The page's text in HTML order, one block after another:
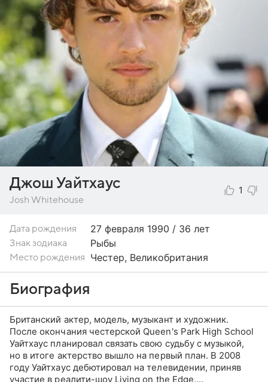
Джош Уайтхаус
Josh Whitehouse
1
Дата рождения 27 февраля 1990 / 36 лет
Знак зодиака Рыбы
Место рождения Честер, Великобритания
Биография
Британский актер, модель, музыкант и художник.
После окончания честерской Queen's Park High School
Уайтхаус планировал связать свою судьбу с музыкой,
но в итоге актерство вышло на первый план. В 2008
году Уайтхаус дебютировал на телевидении, приняв
участие в реалити-шоу Living on the Edge,